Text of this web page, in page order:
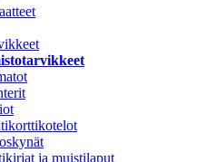
ja muistilaput